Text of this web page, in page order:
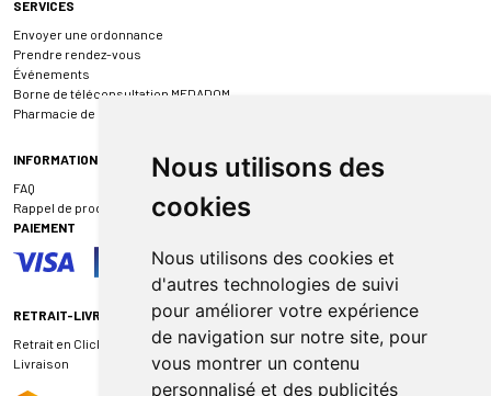
Nous utilisons des
cookies
Nous utilisons des cookies et
d'autres technologies de suivi
pour améliorer votre expérience
de navigation sur notre site, pour
vous montrer un contenu
personnalisé et des publicités
SERVICES
Envoyer une ordonnance
Prendre rendez-vous
Événements
Borne de téléconsultation MEDADOM
Pharmacie de garde
INFORMATIONS
FAQ
Rappel de produit
PAIEMENT
RETRAIT-LIVRAISON
Retrait en Click & Collect
Livraison